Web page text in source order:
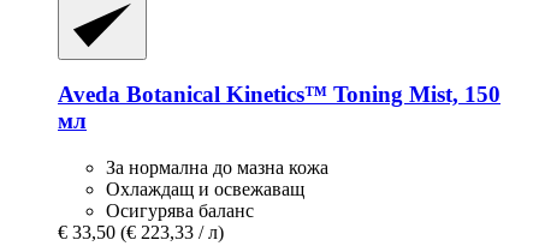
Aveda Botanical Kinetics™ Toning Mist, 150
мл
За нормална до мазна кожа
Охлаждащ и освежаващ
Осигурява баланс
€ 33,50 (€ 223,33 / л)